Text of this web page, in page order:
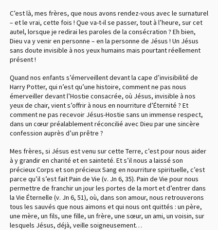
C’est là, mes frères, que nous avons rendez-vous avec le surnaturel
– et le vrai, cette fois ! Que va-t-il se passer, tout à l’heure, sur cet
autel, lorsque je redirai les paroles de la consécration ? Eh bien,
Dieu va y venir en personne – en la personne de Jésus ! Un Jésus
sans doute invisible à nos yeux humains mais pourtant réellement
présent !
Quand nos enfants s’émerveillent devant la cape d’invisibilité de
Harry Potter, qui n’est qu’une histoire, comment ne pas nous
émerveiller devant l’Hostie consacrée, où Jésus, invisible à nos
yeux de chair, vient s’offrir à nous en nourriture d’Éternité ? Et
comment ne pas recevoir Jésus-Hostie sans un immense respect,
dans un cœur préalablement réconcilié avec Dieu par une sincère
confession auprès d’un prêtre ?
Mes frères, si Jésus est venu sur cette Terre, c’est pour nous aider
à y grandir en charité et en sainteté. Et s’il nous a laissé son
précieux Corps et son précieux Sang en nourriture spirituelle, c’est
parce qu’il s’est fait Pain de Vie (v. Jn 6, 35). Pain de Vie pour nous
permettre de franchir un jour les portes de la mort et d’entrer dans
la Vie Éternelle (v. Jn 6, 51), où, dans son amour, nous retrouverons
tous les sauvés que nous aimons et qui nous ont quittés : un père,
une mère, un fils, une fille, un frère, une sœur, un ami, un voisin, sur
lesquels Jésus, déjà, veille soigneusement…